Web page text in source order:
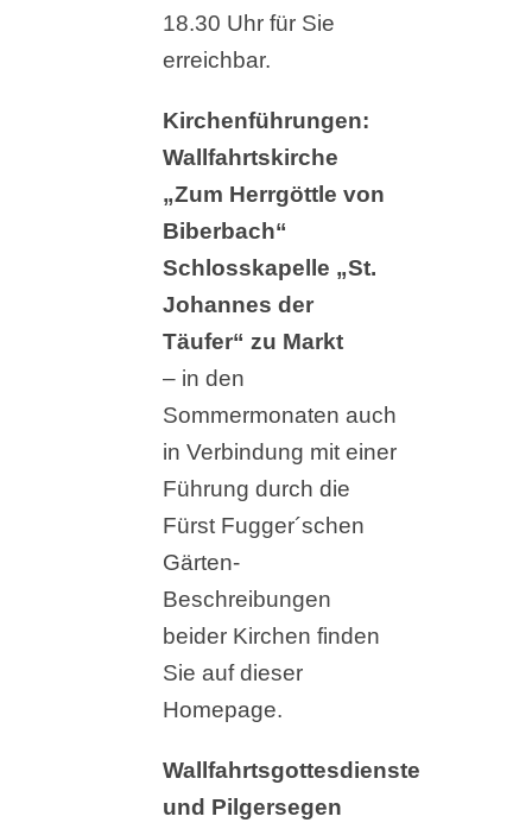
18.30 Uhr für Sie
erreichbar.
Kirchenführungen:
Wallfahrtskirche
„Zum Herrgöttle von
Biberbach“
Schlosskapelle „St.
Johannes der
Täufer“ zu Markt
– in den
Sommermonaten auch
in Verbindung mit einer
Führung durch die
Fürst Fugger´schen
Gärten-
Beschreibungen
beider Kirchen finden
Sie auf dieser
Homepage.
Wallfahrtsgottesdienste
und Pilgersegen